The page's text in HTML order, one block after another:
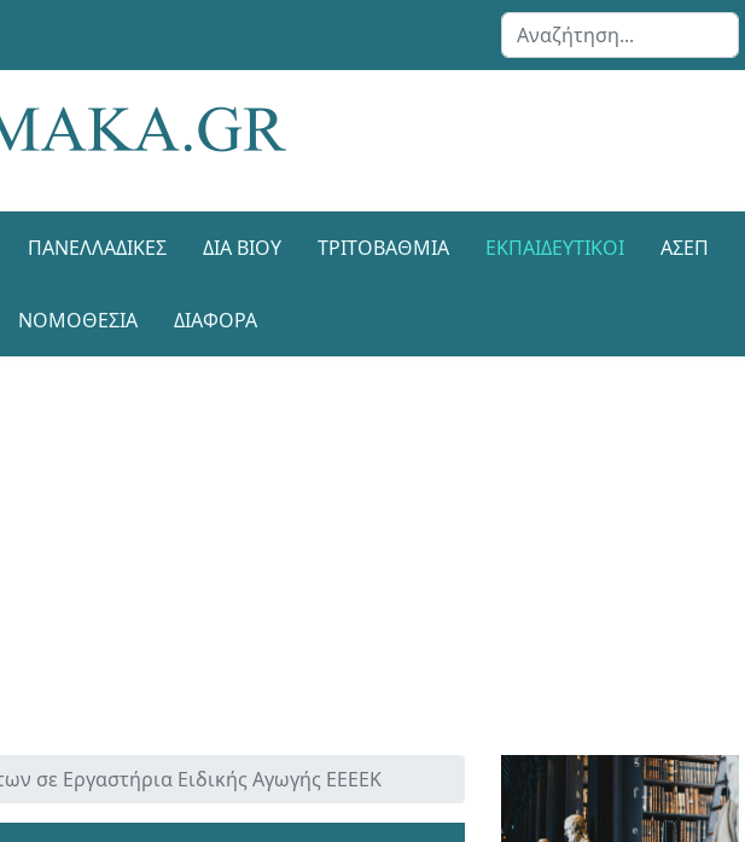
Αναζήτηση...
ΠΑΝΕΛΛΑΔΙΚΈΣ ΔΙΑ ΒΊΟΥ ΤΡΙΤΟΒΆΘΜΙΑ ΕΚΠΑΙΔΕΥΤΙΚΟΊ ΑΣΕΠ
ΝΟΜΟΘΕΣΊΑ ΔΙΑΦΟΡΑ
σε Εργαστήρια Ειδικής Αγωγής ΕΕΕΕΚ